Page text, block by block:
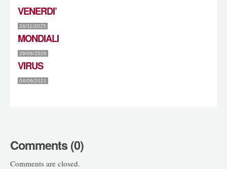
VENERDI’
28/11/2025
MONDIALI
29/06/2026
VIRUS
04/06/2021
Comments (0)
Comments are closed.